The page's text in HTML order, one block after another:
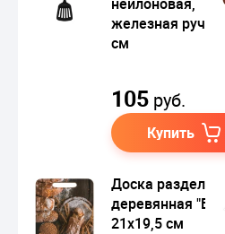
железная
см
105 руб.
Купить
Доска
деревянная
21х19,5 см